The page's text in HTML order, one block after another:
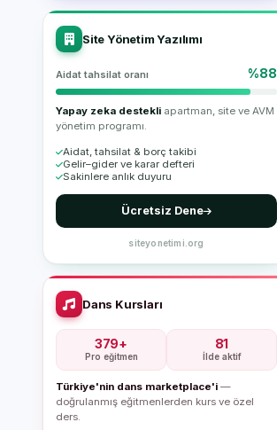
Site Yönetim Yazılımı
Aidat tahsilat oranı %88
Yapay zeka destekli apartman, site ve AVM
yönetim programı.
Aidat, tahsilat & borç takibi
Gelir–gider ve karar defteri
Sakinlere anlık duyuru
Ücretsiz Dene
siteyonetimi.org
Dans Kursları
379+
Pro eğitmen
81
İlde aktif
Türkiye'nin dans marketplace'i —
doğrulanmış eğitmenlerden kurs ve özel
ders.